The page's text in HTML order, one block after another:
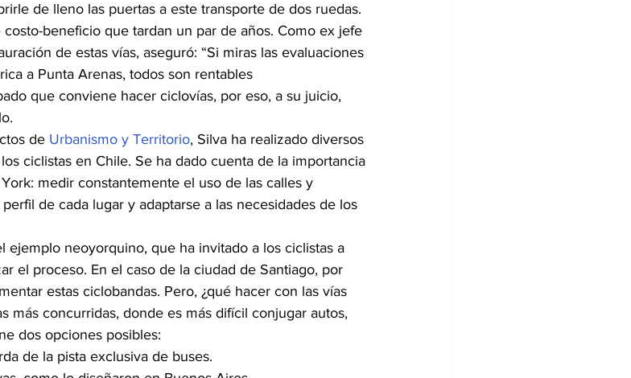
de lleno las puertas a este transporte de dos ruedas.
beneficio que tardan un par de años. Como ex jefe
de estas vías, aseguró: “Si miras las evaluaciones
a Punta Arenas, todos son rentables
que conviene hacer ciclovías, por eso, a su juicio,
de Urbanismo y Territorio, Silva ha realizado diversos
ciclistas en Chile. Se ha dado cuenta de la importancia
medir constantemente el uso de las calles y
de cada lugar y adaptarse a las necesidades de los
ejemplo neoyorquino, que ha invitado a los ciclistas a
el proceso. En el caso de la ciudad de Santiago, por
estas ciclobandas. Pero, ¿qué hacer con las vías
más concurridas, donde es más difícil conjugar autos,
dos opciones posibles:
de la pista exclusiva de buses.